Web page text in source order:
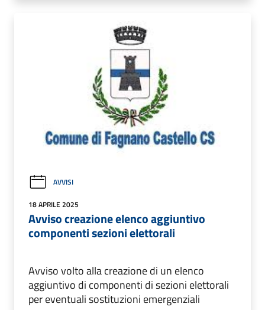
AVVISI
18 APRILE 2025
Avviso creazione elenco aggiuntivo
componenti sezioni elettorali
Avviso volto alla creazione di un elenco
aggiuntivo di componenti di sezioni elettorali
per eventuali sostituzioni emergenziali